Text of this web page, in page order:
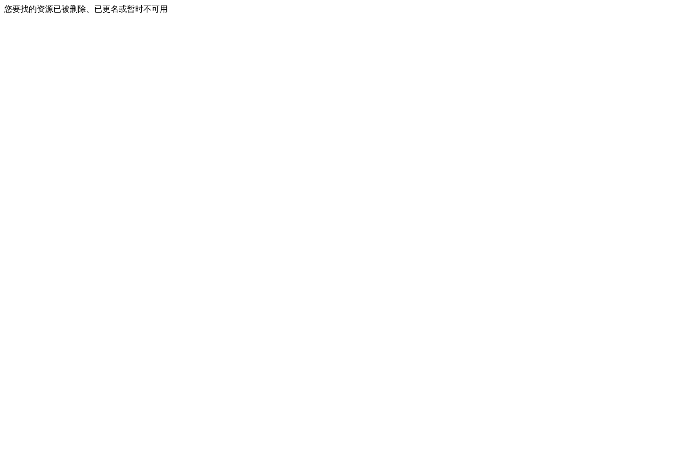
您要找的资源已被删除、已更名或暂时不可用